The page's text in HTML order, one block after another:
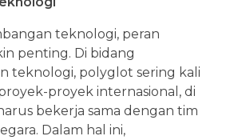
teknologi, peran
penting. Di bidang
teknologi, polyglot sering kali
proyek internasional, di
bekerja sama dengan tim
Dalam hal ini,